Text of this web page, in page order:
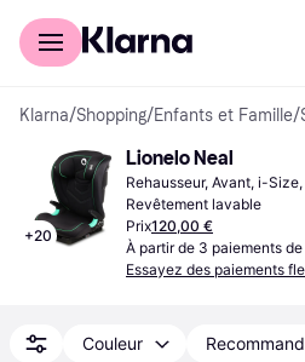
Acheter avec Klarna
Klarna/Shopping/Enfants et Famille/
+20
Lionelo Neal
Rehausseur, Avant, i-
Revêtement lavable
Prix120,00 €
À partir de 3 paiements
Essayez des paiements
Couleur